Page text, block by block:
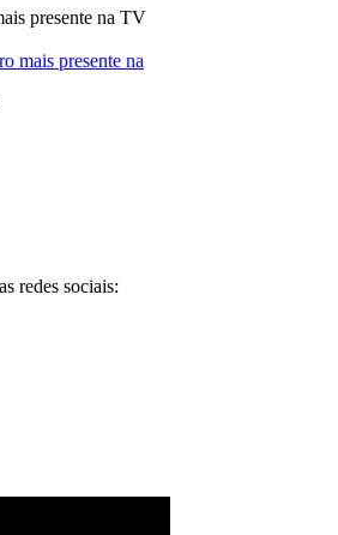
mais presente na
redes sociais: